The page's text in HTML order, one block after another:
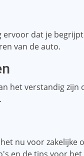
ervoor dat je
van de auto.
het verstandig zijn
nu voor zakelijke